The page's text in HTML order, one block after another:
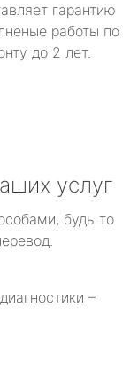
гарантию
работы по
до 2 лет.
услуг
будь то
–